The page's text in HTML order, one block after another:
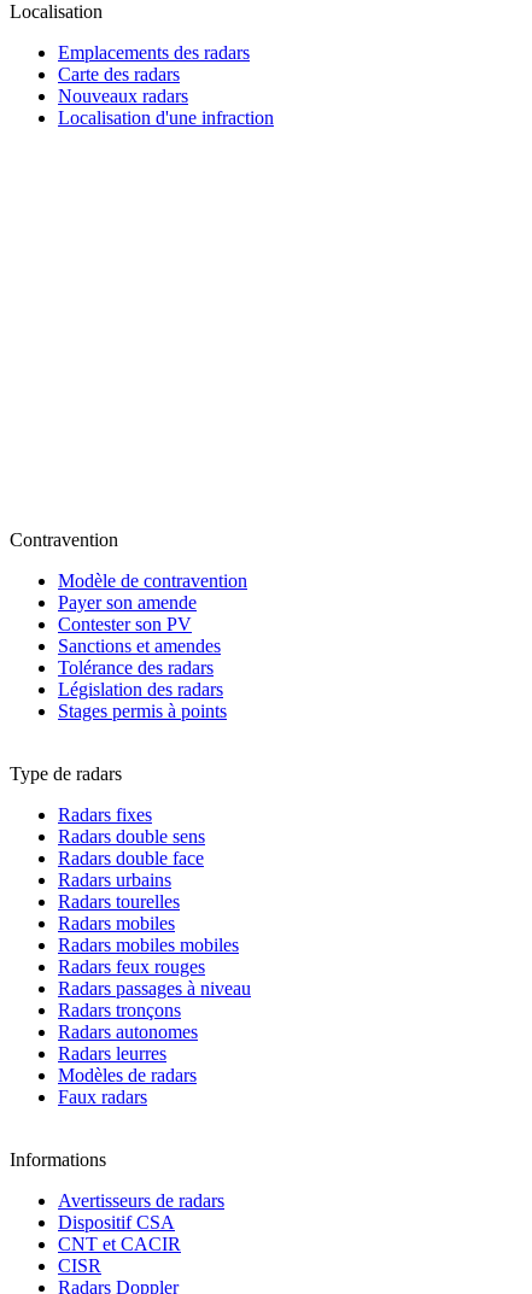
Localisation
Emplacements des radars
Carte des radars
Nouveaux radars
Localisation d'une infraction
Contravention
Modèle de contravention
Payer son amende
Contester son PV
Sanctions et amendes
Tolérance des radars
Législation des radars
Stages permis à points
Type de radars
Radars fixes
Radars double sens
Radars double face
Radars urbains
Radars tourelles
Radars mobiles
Radars mobiles mobiles
Radars feux rouges
Radars passages à niveau
Radars tronçons
Radars autonomes
Radars leurres
Modèles de radars
Faux radars
Informations
Avertisseurs de radars
Dispositif CSA
CNT et CACIR
CISR
Radars Doppler